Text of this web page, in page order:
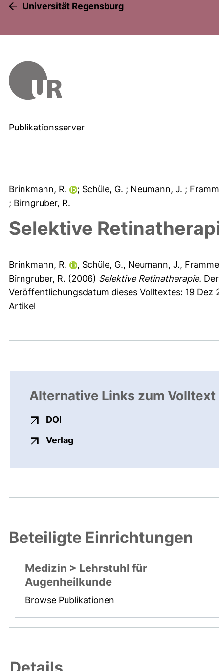
Universität Regensburg
Publikationsserver
Brinkmann, R. ; Schüle, G. ; Neumann, J. ;
; Birngruber, R.
Selektive
Brinkmann, R. , Schüle, G., Neumann, J.,
Birngruber, R. (2006) Selektive Retinatherapie.
Veröffentlichungsdatum dieses Volltextes: 19 Dez
Artikel
Alternative Links zum Volltext
DOI
Verlagexterner Link, öffnet neues
Beteiligte Einrichtungen
Medizin > Lehrstuhl für
Augenheilkunde
Browse Publikationen